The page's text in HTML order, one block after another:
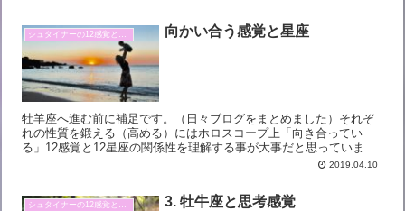
向かい合う感覚と星座
牡羊座へ進む前に補足です。（日々ブログをまとめました）それぞ
れの性質を鍛える（高める）にはホロスコープ上「向き合ってい
る」12感覚と12星座の関係性を理解する事が大事だと思っていま
す。ホロスコープ上で向かい合う星座（感覚）は反対する性質を
2019.04.10
シュタイナーの12感覚と12星座 3. 牡牛座と思考感覚